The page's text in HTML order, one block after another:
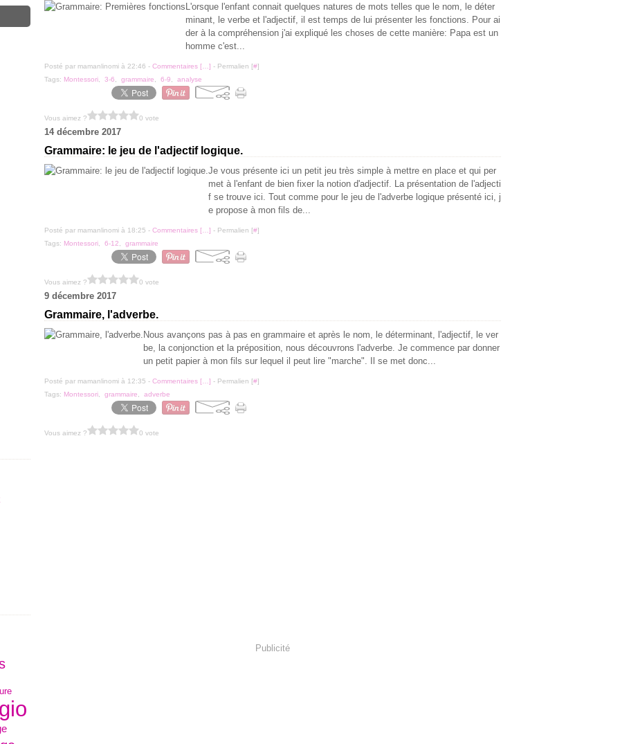
L'orsque l'enfant connait quelques natures de mots telles que le nom, le déter
minant, le verbe et l'adjectif, il est temps de lui présenter les fonctions. Pour ai
der à la compréhension j'ai expliqué les choses de cette manière: Papa est un
homme c'est...
Posté par mamanlinomi à 22:46 - Commentaires [ ] - Permalien [#]
Tags: Montessori 3-6 grammaire 6-9 analyse
Vous aimez ? 0 vote
14 décembre 2017
Grammaire: le jeu de l'adjectif logique.
Je vous présente ici un petit jeu très simple à mettre en place et qui per
met à l'enfant de bien fixer la notion d'adjectif. La présentation de l'adjecti
f se trouve ici. Tout comme pour le jeu de l'adverbe logique présenté ici, j
e propose à mon fils de...
Posté par mamanlinomi à 18:25 - Commentaires [ ] - Permalien [#]
Tags: Montessori 6-12 grammaire
Vous aimez ? 0 vote
9 décembre 2017
Grammaire, l'adverbe.
Nous avançons pas à pas en grammaire et après le nom, le déterminant, l'adjectif, le ver
be, la conjonction et la préposition, nous découvrons l'adverbe. Je commence par donner
un petit papier à mon fils sur lequel il peut lire "marche". Il se met donc...
Posté par mamanlinomi à 12:35 - Commentaires [ ] - Permalien [#]
Tags: Montessori grammaire adverbe
Vous aimez ? 0 vote
Publicité